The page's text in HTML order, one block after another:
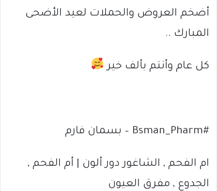
أضخم العروض والحملات لعيد الأضحى
المبارك ..
كل عام وأنتم بألف خير
#Bsman_Pharm – بسمان فارم
ام الفحم , الشاغور دور ألون | أم الفحم ,
الجدوع , مفرق العيون